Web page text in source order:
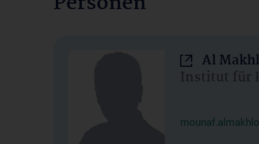
Al
Institut für